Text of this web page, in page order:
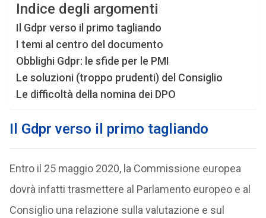
Indice degli argomenti
Il Gdpr verso il primo tagliando
I temi al centro del documento
Obblighi Gdpr: le sfide per le PMI
Le soluzioni (troppo prudenti) del Consiglio
Le difficoltà della nomina dei DPO
Il Gdpr verso il primo tagliando
Entro il 25 maggio 2020, la Commissione europea
dovrà infatti trasmettere al Parlamento europeo e al
Consiglio una relazione sulla valutazione e sul